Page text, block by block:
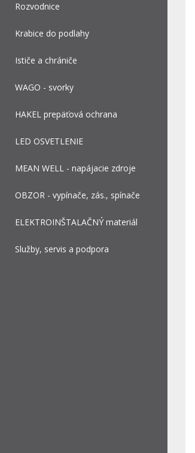
Rozvodnice
Krabice do podlahy
Ističe a chrániče
WAGO - svorky
HAKEL prepäťová ochrana
LED OSVETLENIE
MEAN WELL - napájacie zdroje
OBZOR - vypínače, zás., spínače
ELEKTROINŠTALAČNÝ materiál
Služby, servis a podpora